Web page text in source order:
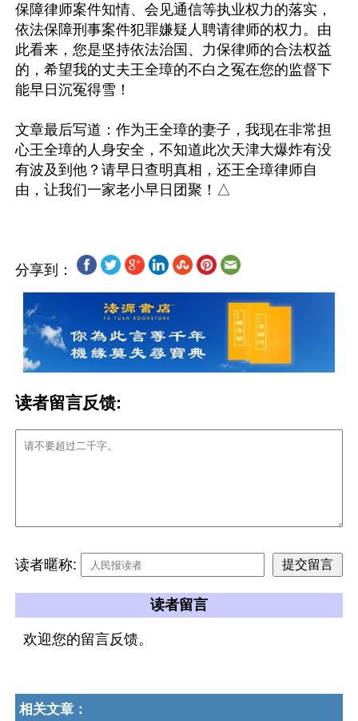
保障律师案件知情、会见通信等执业权力的落实，
依法保障刑事案件犯罪嫌疑人聘请律师的权力。由
此看来，您是坚持依法治国、力保律师的合法权益
的，希望我的丈夫王全璋的不白之冤在您的监督下
能早日沉冤得雪！
文章最后写道：作为王全璋的妻子，我现在非常担
心王全璋的人身安全，不知道此次天津大爆炸有没
有波及到他？请早日查明真相，还王全璋律师自
分享到：
读者留言反馈:
读者暱称:
读者留言
欢迎您的留言反馈。
相关文章：